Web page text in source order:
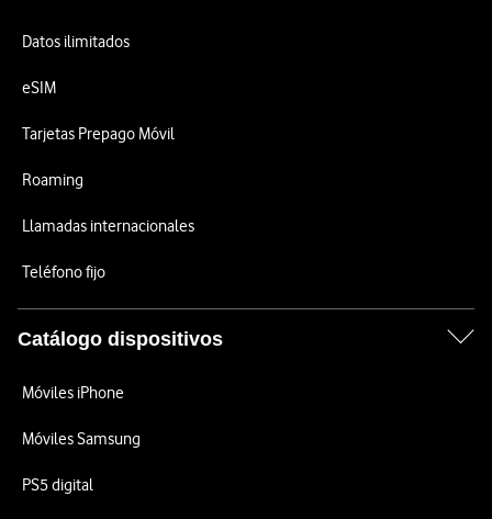
Datos ilimitados
eSIM
Tarjetas Prepago Móvil
Roaming
Llamadas internacionales
Teléfono fijo
Catálogo dispositivos
Móviles iPhone
Móviles Samsung
PS5 digital